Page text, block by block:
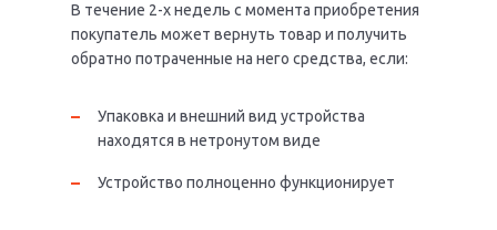
В течение 2-х недель с момента приобретения
покупатель может вернуть товар и получить
обратно потраченные на него средства, если:
Упаковка и внешний вид устройства
находятся в нетронутом виде
Устройство полноценно функционирует